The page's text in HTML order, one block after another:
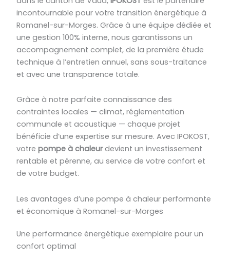
incontournable pour votre transition énergétique à
Romanel-sur-Morges. Grâce à une équipe dédiée et
une gestion 100% interne, nous garantissons un
accompagnement complet, de la première étude
technique à l’entretien annuel, sans sous-traitance
et avec une transparence totale.
Grâce à notre parfaite connaissance des
contraintes locales — climat, réglementation
communale et acoustique — chaque projet
bénéficie d’une expertise sur mesure. Avec IPOKOST,
votre pompe à chaleurdevient un investissement
rentable et pérenne, au service de votre confort et
de votre budget.
Les avantages d’une pompe à chaleur performante
et économique à Romanel-sur-Morges
Une performance énergétique exemplaire pour un
confort optimal